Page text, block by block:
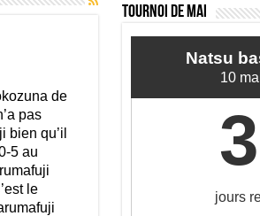
face à un Hoshoryu diminué
de
pas
bien qu’il
5 au
le
Tournoi de mai
Natsu
10
jours